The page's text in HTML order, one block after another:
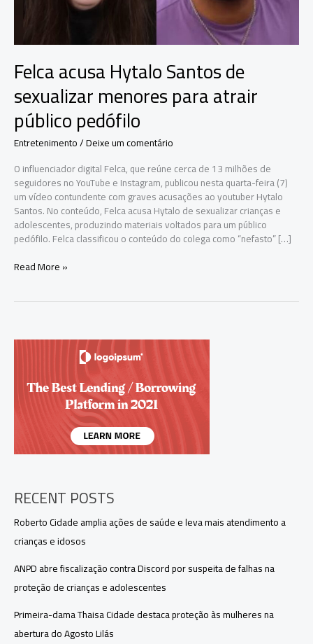
Felca acusa Hytalo Santos de
sexualizar menores para atrair
público pedófilo
Entretenimento/Deixe um comentário
O influenciador digital Felca, que reúne cerca de 13 milhões de
seguidores no YouTube e Instagram, publicou nesta quarta-feira (7)
um vídeo contundente com graves acusações ao youtuber Hytalo
Santos. No conteúdo, Felca acusa Hytalo de sexualizar crianças e
adolescentes, produzindo materiais voltados para um público
pedófilo. Felca classificou o conteúdo do colega como “nefasto” […]
Felca
sexualizar
atrair
público
Read More »
RECENT POSTS
Roberto Cidade amplia ações de saúde e leva mais atendimento a
crianças e idosos
ANPD abre fiscalização contra Discord por suspeita de falhas na
proteção de crianças e adolescentes
Primeira-dama Thaisa Cidade destaca proteção às mulheres na
abertura do Agosto Lilás